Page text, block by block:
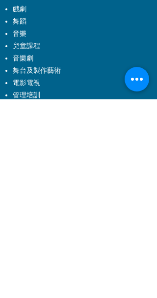
戲劇
舞蹈
音樂
兒童課程
音樂劇
舞台及製作藝術
電影電視
管理培訓